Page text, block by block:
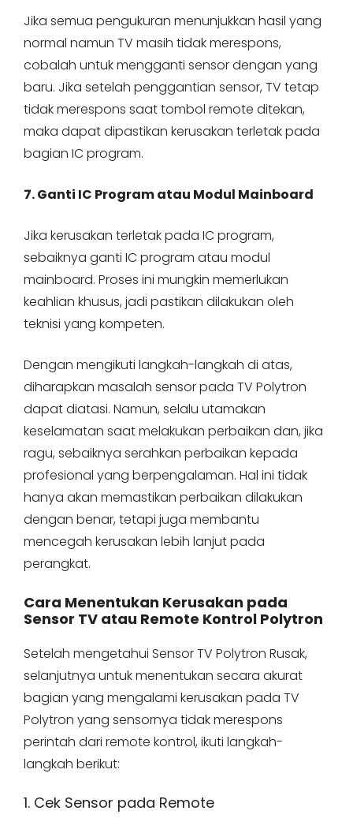
Jika semua pengukuran menunjukkan hasil yang
normal namun TV masih tidak merespons,
cobalah untuk mengganti sensor dengan yang
baru. Jika setelah penggantian sensor, TV tetap
tidak merespons saat tombol remote ditekan,
maka dapat dipastikan kerusakan terletak pada
bagian IC program.
7. Ganti IC Program atau Modul Mainboard
Jika kerusakan terletak pada IC program,
sebaiknya ganti IC program atau modul
mainboard. Proses ini mungkin memerlukan
keahlian khusus, jadi pastikan dilakukan oleh
teknisi yang kompeten.
Dengan mengikuti langkah-langkah di atas,
diharapkan masalah sensor pada TV Polytron
dapat diatasi. Namun, selalu utamakan
keselamatan saat melakukan perbaikan dan, jika
ragu, sebaiknya serahkan perbaikan kepada
profesional yang berpengalaman. Hal ini tidak
hanya akan memastikan perbaikan dilakukan
dengan benar, tetapi juga membantu
mencegah kerusakan lebih lanjut pada
perangkat.
Cara Menentukan Kerusakan pada
Sensor TV atau Remote Kontrol Polytron
Setelah mengetahui Sensor TV Polytron Rusak,
selanjutnya untuk menentukan secara akurat
bagian yang mengalami kerusakan pada TV
Polytron yang sensornya tidak merespons
perintah dari remote kontrol, ikuti langkah-
langkah berikut:
1. Cek Sensor pada Remote